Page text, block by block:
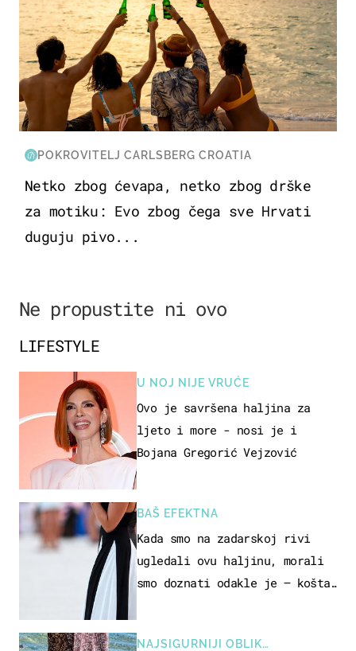
POKROVITELJ CARLSBERG CROATIA
Netko zbog ćevapa, netko zbog drške
za motiku: Evo zbog čega sve Hrvati
duguju pivo...
Ne propustite ni ovo
LIFESTYLE
U NOJ NIJE VRUĆE
Ovo je savršena haljina za
ljeto i more - nosi je i
Bojana Gregorić Vejzović
BAŠ EFEKTNA
Kada smo na zadarskoj rivi
ugledali ovu haljinu, morali
smo doznati odakle je – košta
NAJSIGURNIJI OBLIK